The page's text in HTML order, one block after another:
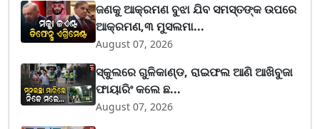
ଜଣକୁ ଆକ୍ରମଣ ବୁଝା ଯିବ ସମସ୍ତଙ୍କ ଉପରେ
ଆକ୍ରମଣ,୩ ମୁସଲମା...
August 07, 2026
ସ୍କୁଲରେ ଗୁଳିକାଣ୍ଡ, ରାଇଫଲ ଆଣି ଆଖିବୁଜା
ଫାୟାରିଂ କଲେ ଛ...
August 07, 2026